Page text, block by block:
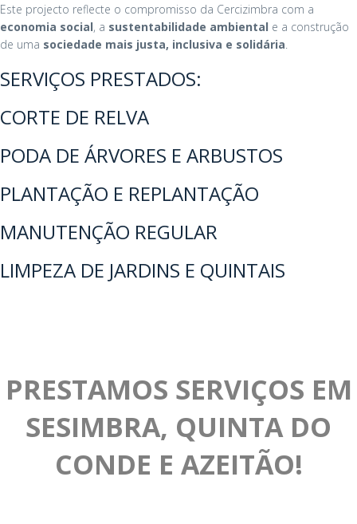
Este projecto reflecte o compromisso da Cercizimbra com a
economia social, a sustentabilidade ambiental e a construção
de uma sociedade mais justa, inclusiva e solidária.
SERVIÇOS PRESTADOS:
CORTE DE RELVA
PODA DE ÁRVORES E ARBUSTOS
PLANTAÇÃO E REPLANTAÇÃO
MANUTENÇÃO REGULAR
LIMPEZA DE JARDINS E QUINTAIS
PRESTAMOS SERVIÇOS EM
SESIMBRA, QUINTA DO
CONDE E AZEITÃO!